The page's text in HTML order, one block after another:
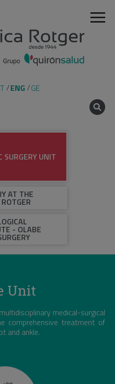
ENG GE
SURGERY UNIT
AT THE
- OLABE
Unit
medical-surgical
comprehensive treatment of
and ankle.